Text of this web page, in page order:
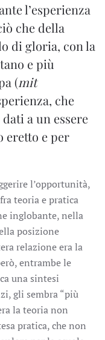
l’esperienza
che della
di gloria, con la
e più
(mit
che
a un essere
eretto e per
l’opportunità,
teoria e pratica
inglobante, nella
posizione
relazione era la
entrambe le
una sintesi
gli sembra “più
la teoria non
pratica, che non